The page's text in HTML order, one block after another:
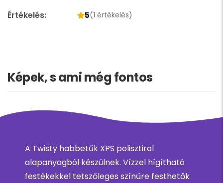
Értékelés: 5(1 értékelés)
Képek, s ami még fontos
A Twisty habbetűk XPS polisztirol
alapanyagból készülnek. Vízzel hígítható
festékekkel tetszőleges színűre festhetők